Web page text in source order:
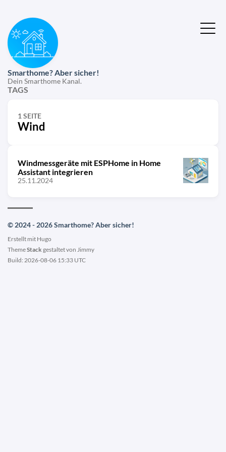
Smarthome? Aber sicher!
Dein Smarthome Kanal.
TAGS
1 SEITE
Wind
Windmessgeräte mit ESPHome in Home
Assistant integrieren
25.11.2024
© 2024 - 2026 Smarthome? Aber sicher!
Erstellt mit Hugo
ThemeStackgestaltet von Jimmy
Build: 2026-08-06 15:33 UTC